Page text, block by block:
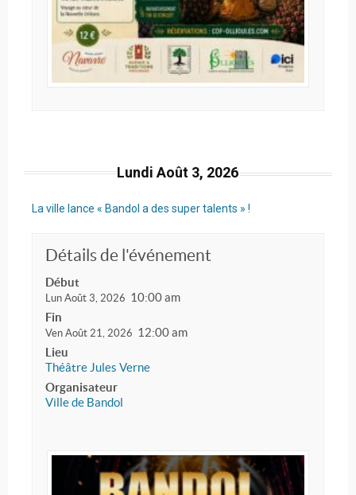
Lundi Août 3, 2026
La ville lance « Bandol a des super talents » !
Détails de l'événement
Début
Lun Août 3, 2026 10:00 am
Fin
Ven Août 21, 2026 12:00 am
Lieu
Théâtre Jules Verne
Organisateur
Ville de Bandol